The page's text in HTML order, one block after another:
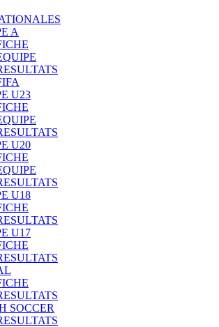
A
U23
U20
U18
U17
SOCCER